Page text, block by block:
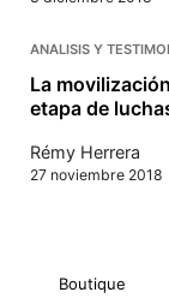
ANALISIS Y
La
etapa de
Rémy Herrera
27 noviembre 2018
Boutique